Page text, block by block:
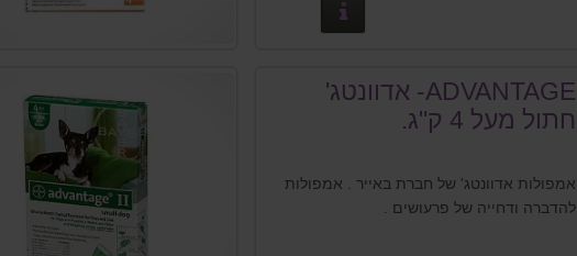
ADVANTAGE- אדוונטג'
חתול מעל 4 ק"ג.
אמפולות אדוונטג' של חברת באייר . אמפולות
להדברה ודחייה של פרעושים .